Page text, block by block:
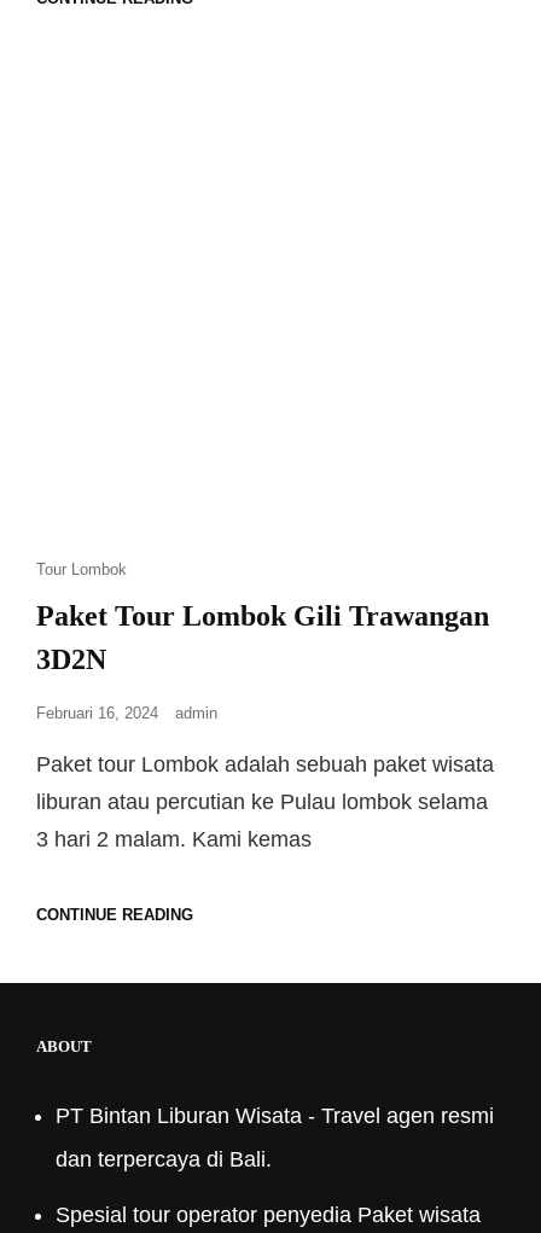
Tour Lombok
Paket Tour Lombok Gili Trawangan
3D2N
Februari 16, 2024 admin
Paket tour Lombok adalah sebuah paket wisata
liburan atau percutian ke Pulau lombok selama
3 hari 2 malam. Kami kemas
CONTINUE READING
ABOUT
PT Bintan Liburan Wisata - Travel agen resmi
dan terpercaya di Bali.
Spesial tour operator penyedia Paket wisata